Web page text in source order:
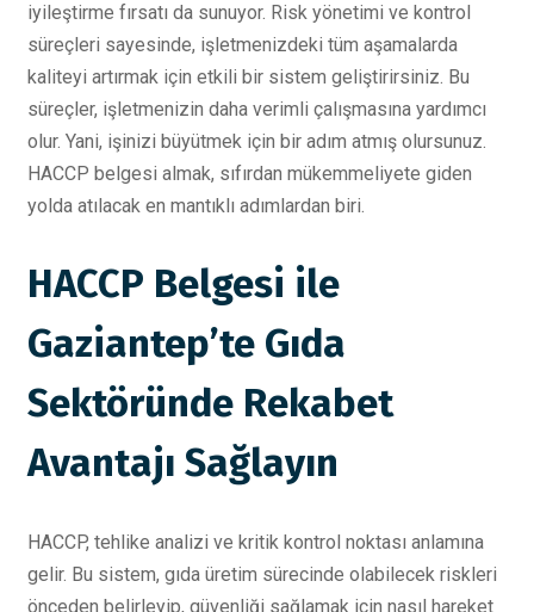
iyileştirme fırsatı da sunuyor. Risk yönetimi ve kontrol
süreçleri sayesinde, işletmenizdeki tüm aşamalarda
kaliteyi artırmak için etkili bir sistem geliştirirsiniz. Bu
süreçler, işletmenizin daha verimli çalışmasına yardımcı
olur. Yani, işinizi büyütmek için bir adım atmış olursunuz.
HACCP belgesi almak, sıfırdan mükemmeliyete giden
yolda atılacak en mantıklı adımlardan biri.
HACCP Belgesi ile
Gaziantep’te Gıda
Sektöründe Rekabet
Avantajı Sağlayın
HACCP, tehlike analizi ve kritik kontrol noktası anlamına
gelir. Bu sistem, gıda üretim sürecinde olabilecek riskleri
önceden belirleyip, güvenliği sağlamak için nasıl hareket